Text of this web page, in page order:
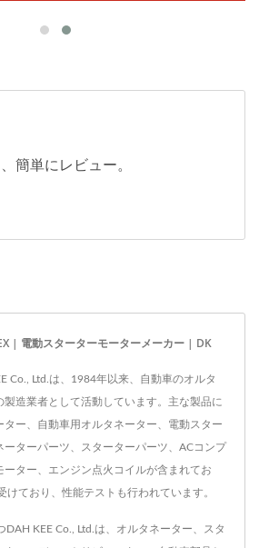
簡単にレビュー。
| 電動スターターモーターメーカー | DK
Co., Ltd.は、1984年以来、自動車のオルタ
製造業者として活動しています。主な製品に
ター、自動車用オルタネーター、電動スター
ーターパーツ、スターターパーツ、ACコンプ
ーター、エンジン点火コイルが含まれてお
けており、性能テストも行われています。
DAH KEE Co., Ltd.は、オルタネーター、スタ